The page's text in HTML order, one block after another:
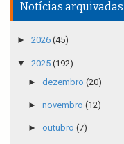
Notícias arquivadas
► 2026 (45)
▼ 2025 (192)
► dezembro (20)
► novembro (12)
► outubro (7)